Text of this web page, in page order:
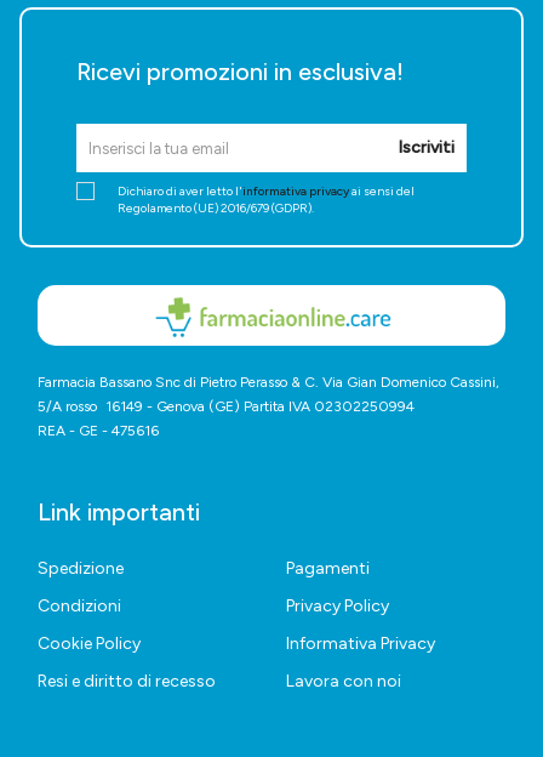
Ricevi promozioni in esclusiva!
Iscriviti
Dichiaro di aver letto l'informativa privacyai sensi del
Regolamento (UE) 2016/679 (GDPR).
Farmacia Bassano Snc di Pietro Perasso & C. Via Gian Domenico Cassini,
5/A rosso 16149 - Genova (GE) Partita IVA 02302250994
REA - GE - 475616
Link importanti
Spedizione
Pagamenti
Condizioni
Privacy Policy
Cookie Policy
Informativa Privacy
Resi e diritto di recesso
Lavora con noi